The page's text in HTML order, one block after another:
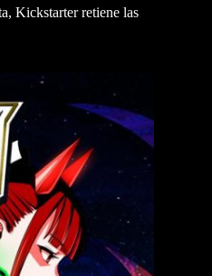
Kickstarter retiene las